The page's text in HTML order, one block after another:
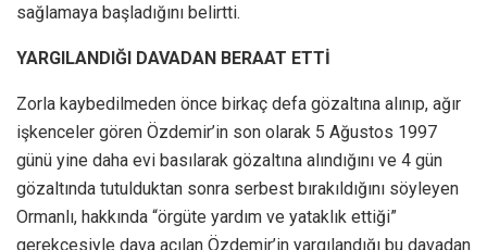
sağlamaya başladığını belirtti.
YARGILANDIĞI DAVADAN BERAAT ETTİ
Zorla kaybedilmeden önce birkaç defa gözaltına alınıp, ağır
işkenceler gören Özdemir’in son olarak 5 Ağustos 1997
günü yine daha evi basılarak gözaltına alındığını ve 4 gün
gözaltında tutulduktan sonra serbest bırakıldığını söyleyen
Ormanlı, hakkında “örgüte yardım ve yataklık ettiği”
gerekçesiyle dava açılan Özdemir’in yargılandığı bu davadan